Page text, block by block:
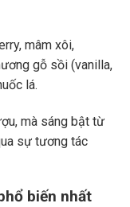
mâm xôi,
gỗ sồi (vanilla,
lá.
mà sáng bật từ
sự tương tác
biến nhất